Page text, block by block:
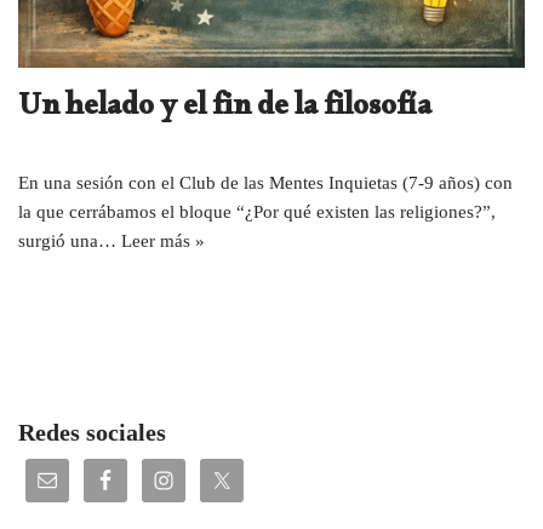
Un helado y el fin de la filosofía
En una sesión con el Club de las Mentes Inquietas (7-9 años) con
la que cerrábamos el bloque “¿Por qué existen las religiones?”,
surgió una… Leer más »
Redes sociales